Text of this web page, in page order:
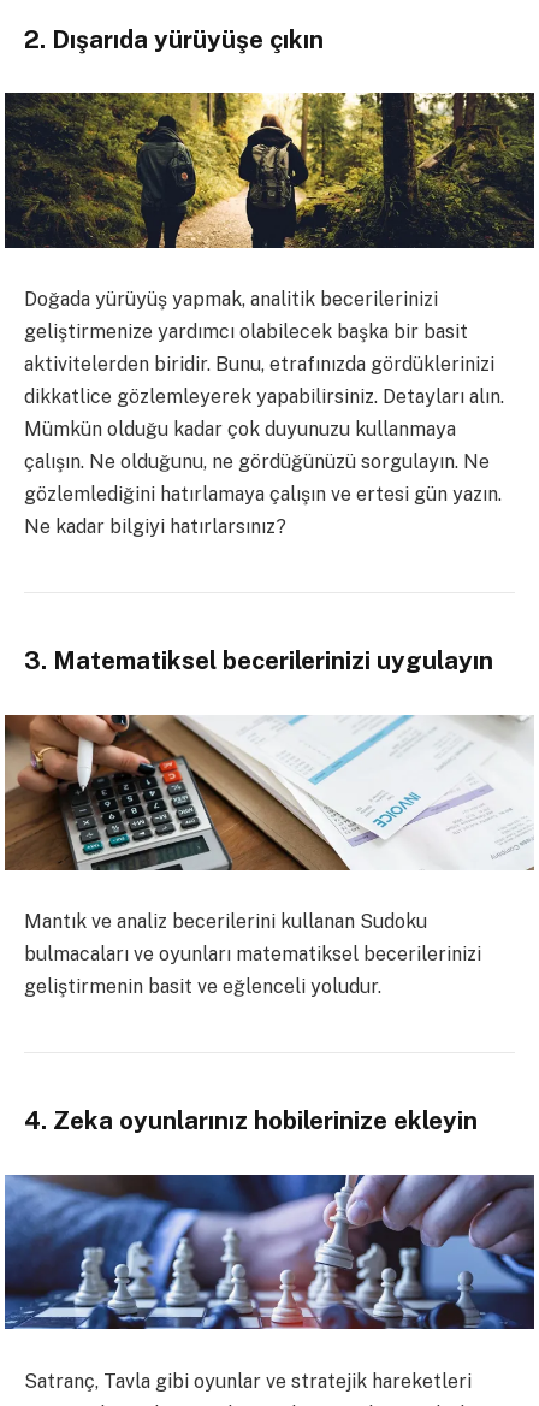
2. Dışarıda yürüyüşe çıkın
Doğada yürüyüş yapmak, analitik becerilerinizi
geliştirmenize yardımcı olabilecek başka bir basit
aktivitelerden biridir. Bunu, etrafınızda gördüklerinizi
dikkatlice gözlemleyerek yapabilirsiniz. Detayları alın.
Mümkün olduğu kadar çok duyunuzu kullanmaya
çalışın. Ne olduğunu, ne gördüğünüzü sorgulayın. Ne
gözlemlediğini hatırlamaya çalışın ve ertesi gün yazın.
Ne kadar bilgiyi hatırlarsınız?
3. Matematiksel becerilerinizi uygulayın
Mantık ve analiz becerilerini kullanan Sudoku
bulmacaları ve oyunları matematiksel becerilerinizi
geliştirmenin basit ve eğlenceli yoludur.
4. Zeka oyunlarınız hobilerinize ekleyin
Satranç, Tavla gibi oyunlar ve stratejik hareketleri